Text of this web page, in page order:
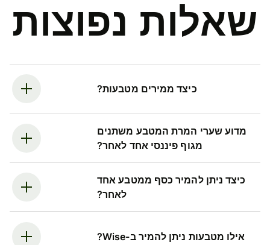
שאלות נפוצות
כיצד ממירים מטבעות?
מדוע שערי המרת המטבע משתנים
מגוף פיננסי אחד לאחר?
כיצד ניתן להמיר כסף ממטבע אחד
לאחר?
אילו מטבעות ניתן להמיר ב-Wise?